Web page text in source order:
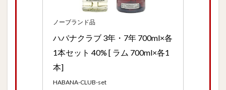
ノーブランド品
ハバナクラブ 3年・7年 700ml×各
1本セット 40% [ ラム 700ml×各1
本]
HABANA-CLUB-set